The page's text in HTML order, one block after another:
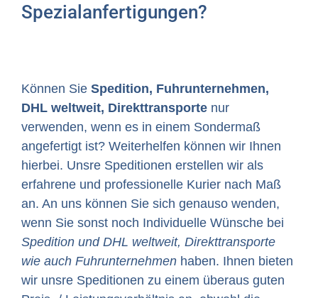
Spezialanfertigungen?
Können Sie Spedition, Fuhrunternehmen,
DHL weltweit, Direkttransporte nur
verwenden, wenn es in einem Sondermaß
angefertigt ist? Weiterhelfen können wir Ihnen
hierbei. Unsre Speditionen erstellen wir als
erfahrene und professionelle Kurier nach Maß
an. An uns können Sie sich genauso wenden,
wenn Sie sonst noch Individuelle Wünsche bei
Spedition und DHL weltweit, Direkttransporte
wie auch Fuhrunternehmen haben. Ihnen bieten
wir unsre Speditionen zu einem überaus guten